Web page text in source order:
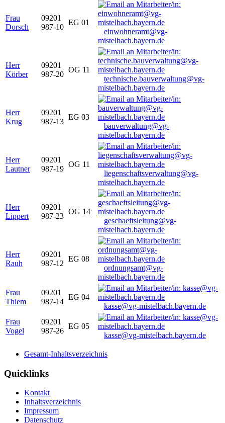
Frau
Dorsch
09201
987-10
EG 01
einwohneramt@vg-
mistelbach.bayern.de
Herr
Körber
09201
987-20
OG 11
technische.bauverwaltung@vg-
mistelbach.bayern.de
Herr
Krug
09201
987-13
EG 03
bauverwaltung@vg-
mistelbach.bayern.de
Herr
Lautner
09201
987-19
OG 11
liegenschaftsverwaltung@vg-
mistelbach.bayern.de
Herr
Lippert
09201
987-23
OG 14
geschaeftsleitung@vg-
mistelbach.bayern.de
Herr
Rauh
09201
987-12
EG 08
ordnungsamt@vg-
mistelbach.bayern.de
Frau
Thiem
09201
987-14
EG 04
kasse@vg-mistelbach.bayern.de
Frau
Vogel
09201
987-26
EG 05
kasse@vg-mistelbach.bayern.de
Gesamt-Inhaltsverzeichnis
Quicklinks
Kontakt
Inhaltsverzeichnis
Impressum
Datenschutz